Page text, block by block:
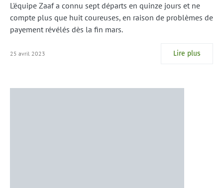
L'équipe Zaaf a connu sept départs en quinze jours et ne
compte plus que huit coureuses, en raison de problèmes de
payement révélés dès la fin mars.
25 avril 2023 Lire plus